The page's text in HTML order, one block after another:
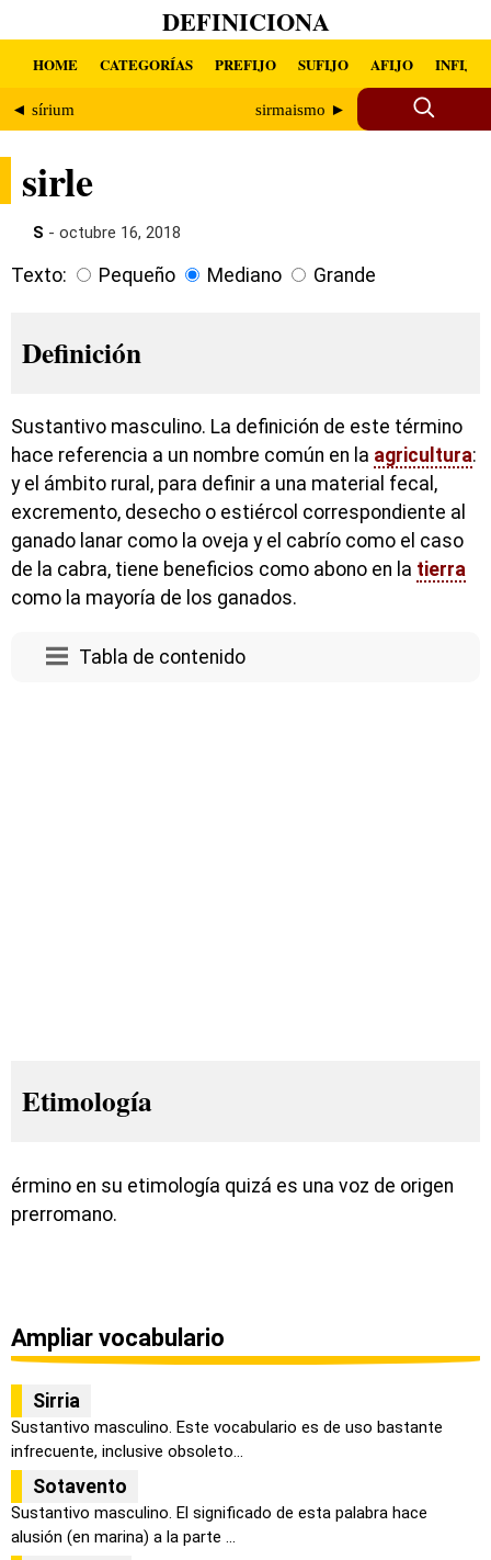
DEFINICIONA
HOME CATEGORÍAS PREFIJO SUFIJO AFIJO INFIJO
◄ sírium sirmaismo ►
sirle
S - octubre 16, 2018
Texto: Pequeño Mediano Grande
Definición
Sustantivo masculino. La definición de este término
hace referencia a un nombre común en la agricultura:
y el ámbito rural, para definir a una material fecal,
excremento, desecho o estiércol correspondiente al
ganado lanar como la oveja y el cabrío como el caso
de la cabra, tiene beneficios como abono en la tierra
como la mayoría de los ganados.
Tabla de contenido
Etimología
érmino en su etimología quizá es una voz de origen
prerromano.
Ampliar vocabulario
Sirria
Sustantivo masculino. Este vocabulario es de uso bastante
infrecuente, inclusive obsoleto...
Sotavento
Sustantivo masculino. El significado de esta palabra hace
alusión (en marina) a la parte ...